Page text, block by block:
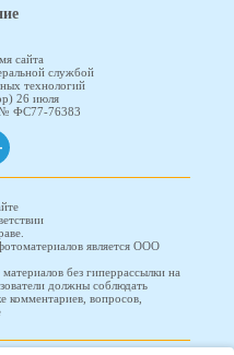
сайта
службой
технологий
26 июля
№ ФС77-76383
является ООО
без гиперрассылки на
должны соблюдать
комментариев, вопросов,